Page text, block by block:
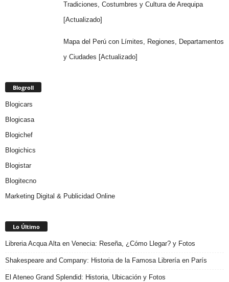
Tradiciones, Costumbres y Cultura de Arequipa
[Actualizado]
Mapa del Perú con Límites, Regiones, Departamentos
y Ciudades [Actualizado]
Blogroll
Blogicars
Blogicasa
Blogichef
Blogichics
Blogistar
Blogitecno
Marketing Digital & Publicidad Online
Lo Último
Libreria Acqua Alta en Venecia: Reseña, ¿Cómo Llegar? y Fotos
Shakespeare and Company: Historia de la Famosa Librería en París
El Ateneo Grand Splendid: Historia, Ubicación y Fotos